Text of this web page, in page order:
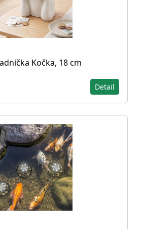
Kočka, 18 cm
Detail